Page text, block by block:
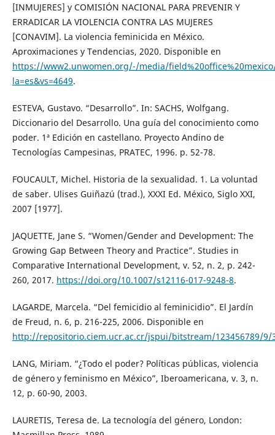
[INMUJERES] y COMISIÓN NACIONAL PARA PREVENIR Y
ERRADICAR LA VIOLENCIA CONTRA LAS MUJERES
[CONAVIM]. La violencia feminicida en México.
Aproximaciones y Tendencias, 2020. Disponible en
https://www2.unwomen.org/-/media/
la=es&vs=4649.
ESTEVA, Gustavo. “Desarrollo”. In: SACHS, Wolfgang.
Diccionario del Desarrollo. Una guía del conocimiento como
poder. 1ª Edición en castellano. Proyecto Andino de
Tecnologías Campesinas, PRATEC, 1996. p. 52-78.
FOUCAULT, Michel. Historia de la sexualidad. 1. La voluntad
de saber. Ulises Guiñazú (trad.), XXXI Ed. México, Siglo XXI,
2007 [1977].
JAQUETTE, Jane S. “Women/Gender and Development: The
Growing Gap Between Theory and Practice”. Studies in
Comparative International Development, v. 52, n. 2, p. 242-
260, 2017. https://doi.org/10.1007/s12116-017-9248-8.
LAGARDE, Marcela. “Del femicidio al feminicidio”. El Jardín
de Freud, n. 6, p. 216-225, 2006. Disponible en
http://repositorio.ciem.ucr.ac.cr/jspui/bitstream/123456789/9/
LANG, Miriam. “¿Todo el poder? Políticas públicas, violencia
de género y feminismo en México”, Iberoamericana, v. 3, n.
12, p. 60-90, 2003.
LAURETIS, Teresa de. La tecnología del género, London: